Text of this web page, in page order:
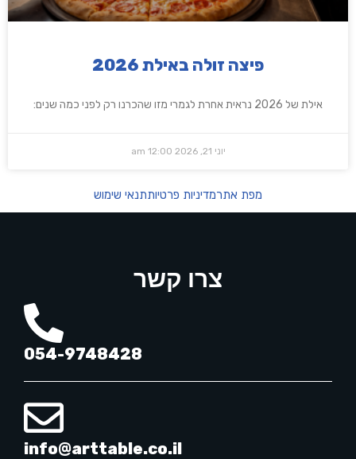
פיצה זולה באילת 2026
אילת של 2026 נראית אחרת לגמרי מזו שהכרנו רק לפני כמה שנים:
יוני 21, 2026 12:00 am
מפת אתרמדיניות פרטיותתנאי שימוש
צרו קשר
054-9748428
info@arttable.co.il